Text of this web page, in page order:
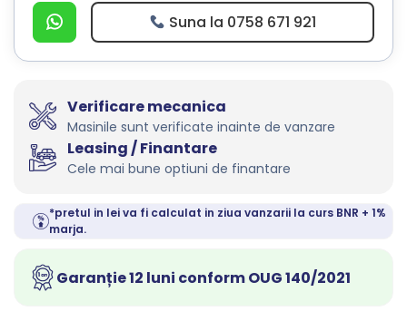
Suna la 0758 671 921
Verificare mecanica
Masinile sunt verificate inainte de vanzare
Leasing / Finantare
Cele mai bune optiuni de finantare
*pretul in lei va fi calculat in ziua vanzarii la curs BNR + 1%
marja.
Garanție 12 luni conform OUG 140/2021